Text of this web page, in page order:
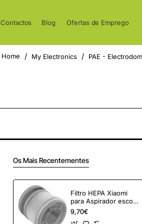
Contactos Blog Ofertas de Emprego
My Electronics PAE -
Os Mais Recentementes
Filtro HEPA Xiaomi
para Aspirador escoba
Xiaomi Mi Vacuum
Cleaner G10
9,70€